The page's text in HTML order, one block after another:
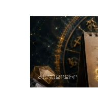
ՀԵՏԱՔՐՔԻՐ